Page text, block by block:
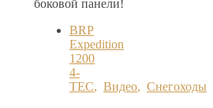
боковой панели!
BRP
Expedition
1200
4-
TEC, Видео, Снегоходы